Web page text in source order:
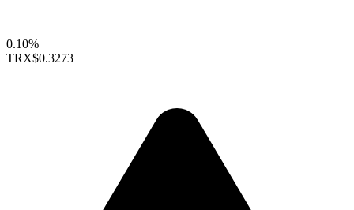
0.10%
TRX$0.3273